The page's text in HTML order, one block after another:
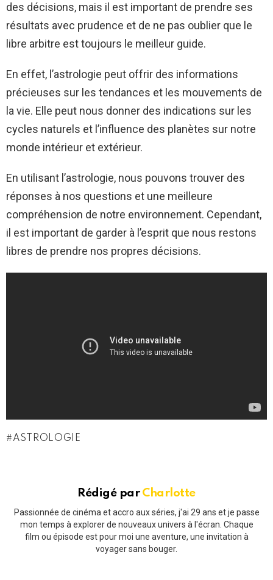
des décisions, mais il est important de prendre ses
résultats avec prudence et de ne pas oublier que le
libre arbitre est toujours le meilleur guide.
En effet, l’astrologie peut offrir des informations
précieuses sur les tendances et les mouvements de
la vie. Elle peut nous donner des indications sur les
cycles naturels et l’influence des planètes sur notre
monde intérieur et extérieur.
En utilisant l’astrologie, nous pouvons trouver des
réponses à nos questions et une meilleure
compréhension de notre environnement. Cependant,
il est important de garder à l’esprit que nous restons
libres de prendre nos propres décisions.
ASTROLOGIE
Rédigé par Charlotte
Passionnée de cinéma et accro aux séries, j'ai 29 ans et je passe
mon temps à explorer de nouveaux univers à l'écran. Chaque
film ou épisode est pour moi une aventure, une invitation à
voyager sans bouger.